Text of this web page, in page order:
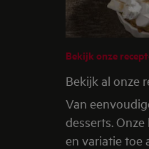
Bekijk onze
Bekijk al onze
Van
desserts.
en variatie toe